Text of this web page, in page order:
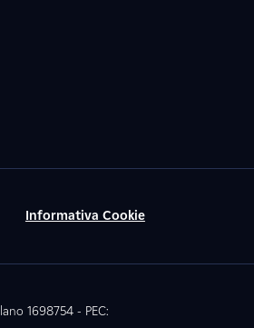
Informativa Cookie
1698754 - PEC: